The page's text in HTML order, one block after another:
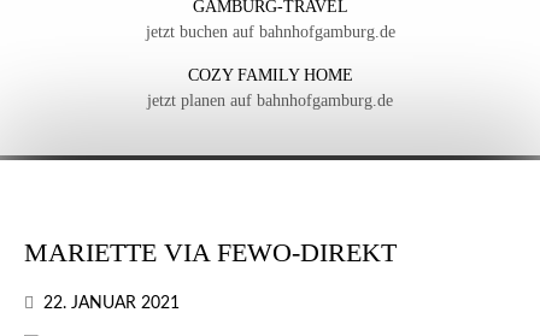
GAMBURG-TRAVEL
jetzt buchen auf bahnhofgamburg.de
COZY FAMILY HOME
jetzt planen auf bahnhofgamburg.de
MARIETTE VIA FEWO-DIREKT
22. JANUAR 2021